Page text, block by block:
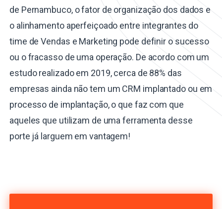
de Pernambuco, o fator de organização dos dados e
o alinhamento aperfeiçoado entre integrantes do
time de Vendas e Marketing pode definir o sucesso
ou o fracasso de uma operação. De acordo com um
estudo realizado em 2019, cerca de 88% das
empresas ainda não tem um CRM implantado ou em
processo de implantação, o que faz com que
aqueles que utilizam de uma ferramenta desse
porte já larguem em vantagem!